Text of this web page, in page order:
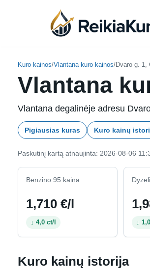
Kuro kainos/Vlantana kuro kainos/Dvaro g. 1,
Vlantana
Vlantana degalinėje adresu
Pigiausias kuras Kuro kainų
Paskutinį kartą atnaujinta: 2026-08-06
Benzino 95 kaina
1,710 €/l
↓ 4,0 ct/l ↓
Kuro kainų istorija